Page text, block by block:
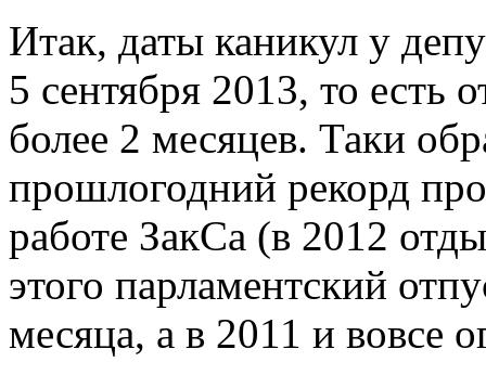
Итак, даты каникул у
5 сентября 2013, то есть
более 2 месяцев. Таки
прошлогодний рекорд
работе ЗакСа (в 2012
этого парламентский
месяца, а в 2011 и вовсе